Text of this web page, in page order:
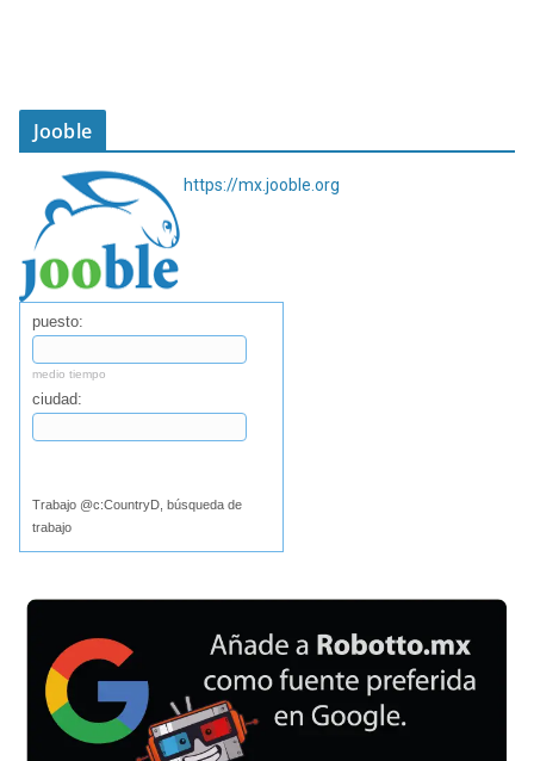
Jooble
https://mx.jooble.org
puesto:
medio tiempo
ciudad:
Trabajo @c:CountryD, búsqueda de
trabajo